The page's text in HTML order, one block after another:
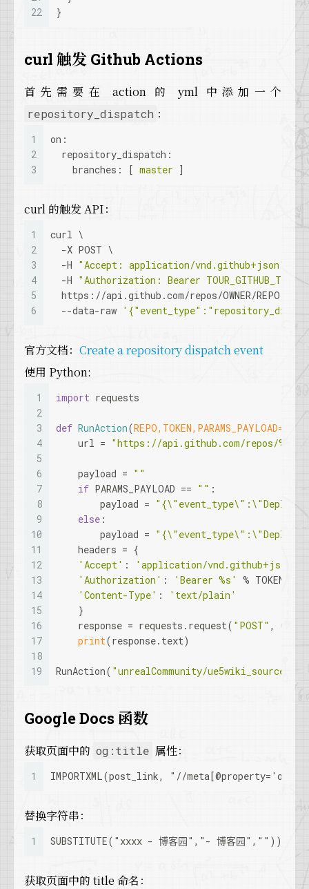
22
}
curl 触发 Github Actions
首先需要在 action 的 yml 中添加一个
repository_dispatch ：
1
2
3
on:
repository_dispatch:
branches:
[ master ]
curl 的触发 API：
1
2
3
4
5
6
curl \
  -X POST \
  -H
"Accept: application/vnd.github+json"
  -H
"Authorization: Bearer
https://api.github.com/repos/OWNER/REPO/
  --data-raw
官方文档： Create a repository dispatch event
使用 Python:
1
2
3
4
5
6
7
8
9
10
11
12
13
14
15
16
17
18
19
import requests
def RunAction(REPO,TOKEN,PARAMS_PAYLOAD=
    url =
"https://api.github.com/repos/%s/
    payload =
""
if PARAMS_PAYLOAD == "" :
        payload =
else :
        payload =
    headers = {
'Accept' : 'application/vnd.github+json'
'Authorization' : 'Bearer %s'
% TOKEN,
'Content-Type' :
'text/plain'
    }
    response = requests.request(
"POST" , url,
print(response.text)
RunAction( "unrealCommunity/ue5wiki_source"
Google Docs 函数
获取页面中的 og:title 属性：
1 IMPORTXML(post_link, "//
替换字符串：
1 SUBSTITUTE("xxxx - 博客园","- 博客园",""))
获取页面中的 title 命名：